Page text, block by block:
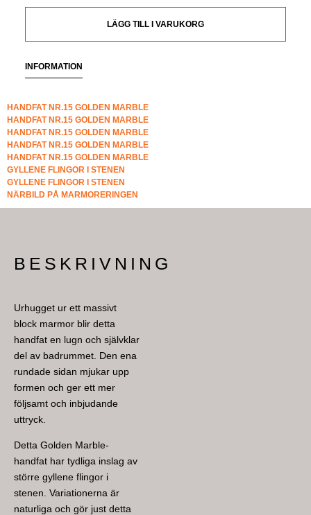
LÄGG TILL I VARUKORG
INFORMATION
HANDFAT NR.15 GOLDEN MARBLE
HANDFAT NR.15 GOLDEN MARBLE
HANDFAT NR.15 GOLDEN MARBLE
HANDFAT NR.15 GOLDEN MARBLE
HANDFAT NR.15 GOLDEN MARBLE
GYLLENE FLINGOR I STENEN
GYLLENE FLINGOR I STENEN
NÄRBILD PÅ MARMORERINGEN
BESKRIVNING
Urhugget ur ett massivt
block marmor blir detta
handfat en lugn och självklar
del av badrummet. Den ena
rundade sidan mjukar upp
formen och ger ett mer
följsamt och inbjudande
uttryck.
Detta Golden Marble-
handfat har tydliga inslag av
större gyllene flingor i
stenen. Variationerna är
naturliga och gör just detta